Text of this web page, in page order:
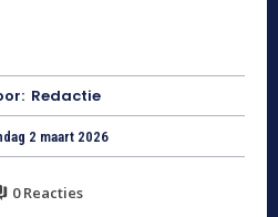
Redactie
2 maart 2026
0Reacties